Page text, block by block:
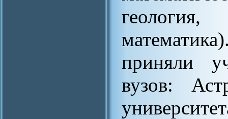
приняли
вузов: